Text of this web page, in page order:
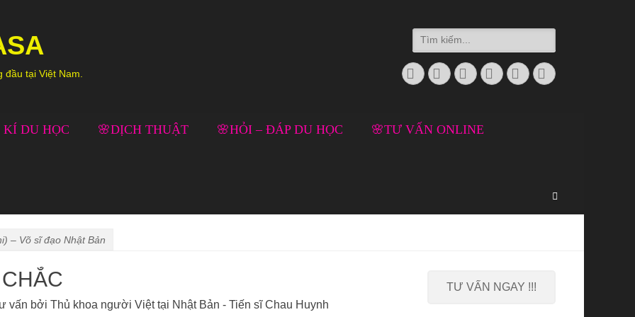
tại Việt Nam.
Search
for:
Facebook
TwitterEmailSkypeWebsite
Phone
DU HỌC 🌸DỊCH THUẬT 🌸HỎI – ĐÁP DU HỌC 🌸TƯ VẤN ONLINE
– Võ sĩ đạo Nhật Bản
vấn bởi Thủ khoa người Việt tại Nhật Bản - Tiến sĩ Chau Huynh
TƯ VẤN NGAY !!!